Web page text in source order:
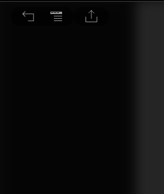
《野蠻進化》帶來的啟示